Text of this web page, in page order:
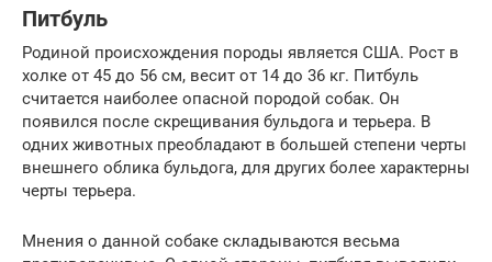
Питбуль
Родиной происхождения породы является США. Рост в
холке от 45 до 56 см, весит от 14 до 36 кг. Питбуль
считается наиболее опасной породой собак. Он
появился после скрещивания бульдога и терьера. В
одних животных преобладают в большей степени черты
внешнего облика бульдога, для других более характерны
черты терьера.
Мнения о данной собаке складываются весьма